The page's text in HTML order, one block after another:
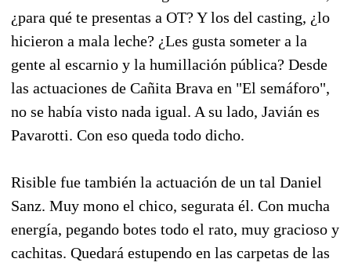
¿para qué te presentas a OT? Y los del casting, ¿lo
hicieron a mala leche? ¿Les gusta someter a la
gente al escarnio y la humillación pública? Desde
las actuaciones de Cañita Brava en "El semáforo",
no se había visto nada igual. A su lado, Javián es
Pavarotti. Con eso queda todo dicho.
Risible fue también la actuación de un tal Daniel
Sanz. Muy mono el chico, segurata él. Con mucha
energía, pegando botes todo el rato, muy gracioso y
cachitas. Quedará estupendo en las carpetas de las